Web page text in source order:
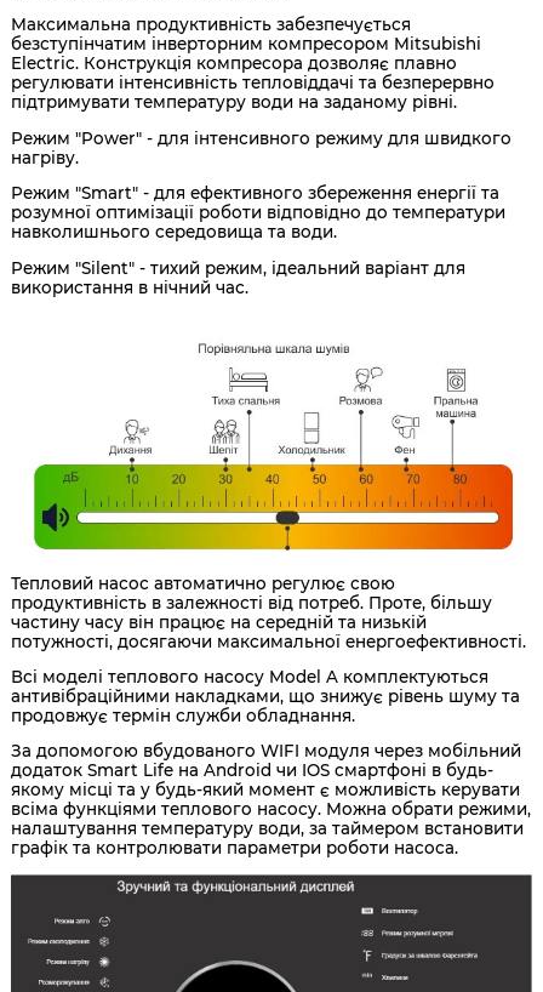
Максимальна продуктивність забезпечується
безступінчатим інверторним компресором Mitsubishi
Electric. Конструкція компресора дозволяє плавно
регулювати інтенсивність тепловіддачі та безперервно
підтримувати температуру води на заданому рівні.
Режим "Power" - для інтенсивного режиму для швидкого
нагріву.
Режим "Smart" - для ефективного збереження енергії та
розумної оптимізації роботи відповідно до температури
навколишнього середовища та води.
Режим "Silent" - тихий режим, ідеальний варіант для
використання в нічний час.
Тепловий насос автоматично регулює свою
продуктивність в залежності від потреб. Проте, більшу
частину часу він працює на середній та низькій
потужності, досягаючи максимальної енергоефективності.
Всі моделі теплового насосу Model A комплектуються
антивібраційними накладками, що знижує рівень шуму та
продовжує термін служби обладнання.
За допомогою вбудованого WIFI модуля через мобільний
додаток Smart Life на Android чи IOS смартфоні в будь-
якому місці та у будь-який момент є можливість керувати
всіма функціями теплового насосу. Можна обрати режими,
налаштування температуру води, за таймером встановити
графік та контролювати параметри роботи насоса.